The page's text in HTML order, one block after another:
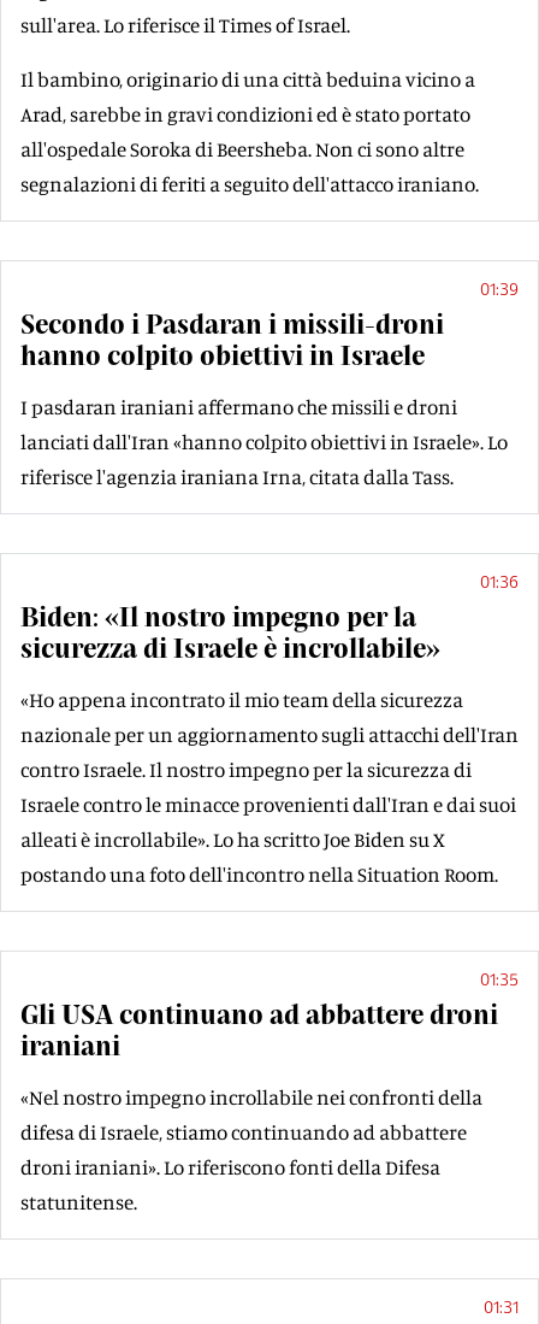
sull'area. Lo riferisce il Times of Israel.
Il bambino, originario di una città beduina vicino a
Arad, sarebbe in gravi condizioni ed è stato portato
all'ospedale Soroka di Beersheba. Non ci sono altre
segnalazioni di feriti a seguito dell'attacco iraniano.
01:39
Secondo i Pasdaran i missili-droni
hanno colpito obiettivi in Israele
I pasdaran iraniani affermano che missili e droni
lanciati dall'Iran «hanno colpito obiettivi in Israele». Lo
riferisce l'agenzia iraniana Irna, citata dalla Tass.
01:36
Biden: «Il nostro impegno per la
sicurezza di Israele è incrollabile»
«Ho appena incontrato il mio team della sicurezza
nazionale per un aggiornamento sugli attacchi dell'Iran
contro Israele. Il nostro impegno per la sicurezza di
Israele contro le minacce provenienti dall'Iran e dai suoi
alleati è incrollabile». Lo ha scritto Joe Biden su X
postando una foto dell'incontro nella Situation Room.
01:35
Gli USA continuano ad abbattere droni
iraniani
«Nel nostro impegno incrollabile nei confronti della
difesa di Israele, stiamo continuando ad abbattere
droni iraniani». Lo riferiscono fonti della Difesa
statunitense.
01:31